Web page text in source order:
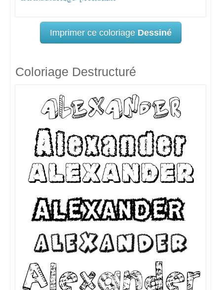
Imprimer ce coloriage Dessiné
Coloriage Destructuré